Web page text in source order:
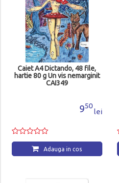
Caiet A4 Dictando, 48 file,
hartie 80 g Un vis nemarginit
CAI349
950
lei
Adauga in cos